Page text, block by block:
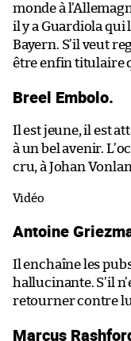
monde à
il y a Guardiola qui
Bayern. S’il veut
être enfin titulaire
Breel Embolo.
Il est jeune, il est
à un bel avenir.
cru, à Johan
Vidéo
Antoine
Il enchaîne les
hallucinante. S’il
retourner contre
Marcus